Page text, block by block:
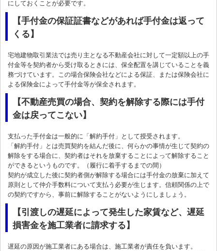
にしておくことが必要です。
【手付金の保証証書などがあれば手付金は返って
くる】
宅地建物取引業法では売り主となる不動産会社に対して一定額以上の手
付金等を契約者から受け取るときには、保全配置を講じていることを義
務づけています。この場合保険会社などによる保証、または保険会社に
よる保険金によって手付金等が保全されます。
【不動産売買の場合、契約を解除する際には手付
金は戻ってこない】
支払った手付金は一般的に「解約手付」として授受されます。
「解約手付」とは売買契約を結んだ後に、何らかの事情が生じて契約の
解除をする場合に、契約者はそれを放棄することによって解除すること
ができるというものです。（履行に着手するまでの間）
契約が成立した後に契約者側が解除する場合には手付金の放棄に加えて
原則として仲介手数料について支払う必要が生じます。信頼関係の上で
の契約ですから、事前に解除することがないようにしましょう。
【引渡しの遅延によって発生した家賃など、遅延
損害金を施工業者に請求する】
遅延の原因が施工業者にある場合は、施工業者が責任を負います。